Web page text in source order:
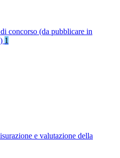
concorso (da pubblicare in
1
e valutazione della